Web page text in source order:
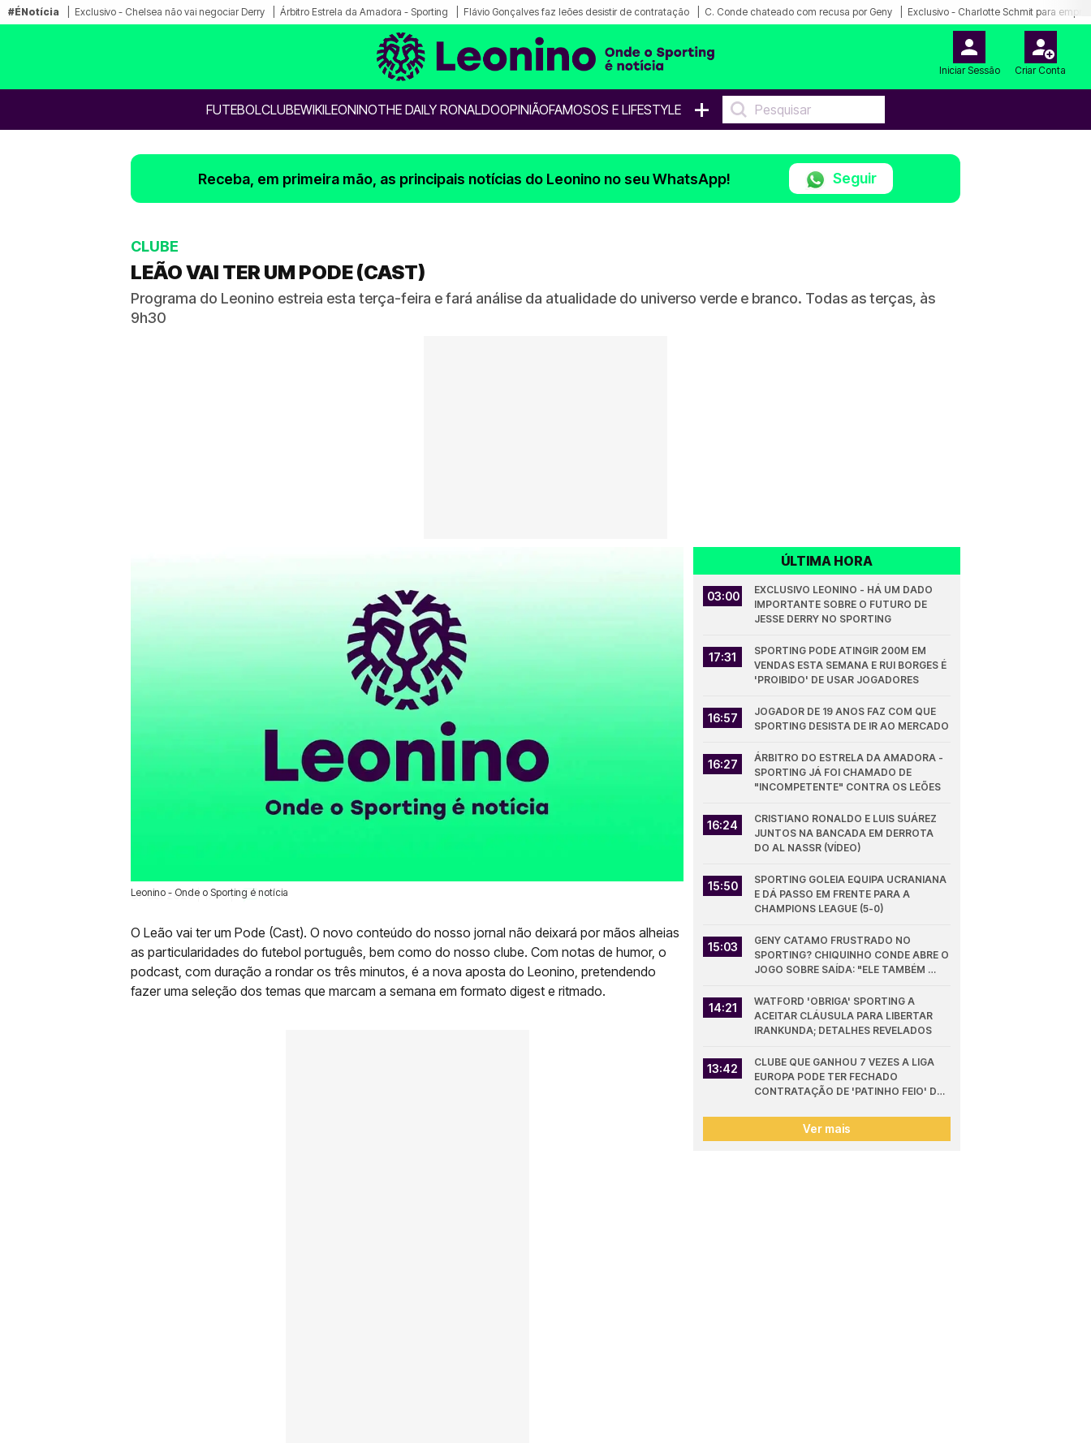
#ÉNotícia Exclusivo - Chelsea não vai negociar Derry Árbitro Estrela da Amadora - Sporting Flávio Gonçalves faz leões desistir de contratação C. Conde chateado com recusa por Geny Exclusivo - Charlotte Schmit para
Iniciar Sessão Criar Conta
FUTEBOLCLUBEWIKILEONINOTHE DAILY RONALDOOPINIÃOFAMOSOS E LIFESTYLE +
Receba, em primeira mão, as principais notícias do Leonino no seu WhatsApp! Seguir
CLUBE
LEÃO VAI TER UM PODE (CAST)
Programa do Leonino estreia esta terça-feira e fará análise da atualidade do universo verde e branco. Todas as terças, às
9h30
Leonino - Onde o Sporting é notícia
07 Set 2020 | 17:18 | 0
O Leão vai ter um Pode (Cast). O novo conteúdo do nosso jornal não deixará por mãos alheias
as particularidades do futebol português, bem como do nosso clube. Com notas de humor, o
podcast, com duração a rondar os três minutos, é a nova aposta do Leonino, pretendendo
fazer uma seleção dos temas que marcam a semana em formato digest e ritmado.
ÚLTIMA HORA
03:00
EXCLUSIVO LEONINO - HÁ UM DADO
IMPORTANTE SOBRE O FUTURO DE
JESSE DERRY NO SPORTING
17:31
SPORTING PODE ATINGIR 200M EM
VENDAS ESTA SEMANA E RUI BORGES É
'PROIBIDO' DE USAR JOGADORES
16:57
JOGADOR DE 19 ANOS FAZ COM QUE
SPORTING DESISTA DE IR AO MERCADO
16:27
ÁRBITRO DO ESTRELA DA AMADORA -
SPORTING JÁ FOI CHAMADO DE
"INCOMPETENTE" CONTRA OS LEÕES
16:24
CRISTIANO RONALDO E LUIS SUÁREZ
JUNTOS NA BANCADA EM DERROTA
DO AL NASSR (VÍDEO)
15:50
SPORTING GOLEIA EQUIPA UCRANIANA
E DÁ PASSO EM FRENTE PARA A
CHAMPIONS LEAGUE (5-0)
15:03
GENY CATAMO FRUSTRADO NO
SPORTING? CHIQUINHO CONDE ABRE O
JOGO SOBRE SAÍDA: "ELE TAMBÉM
14:21
WATFORD 'OBRIGA' SPORTING A
ACEITAR CLÁUSULA PARA LIBERTAR
IRANKUNDA; DETALHES REVELADOS
13:42
CLUBE QUE GANHOU 7 VEZES A LIGA
EUROPA PODE TER FECHADO
CONTRATAÇÃO DE 'PATINHO FEIO' DO
Ver mais